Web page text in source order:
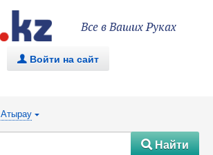
Все в Ваших Руках
. Войти на сайт
Атырау {
#Найти